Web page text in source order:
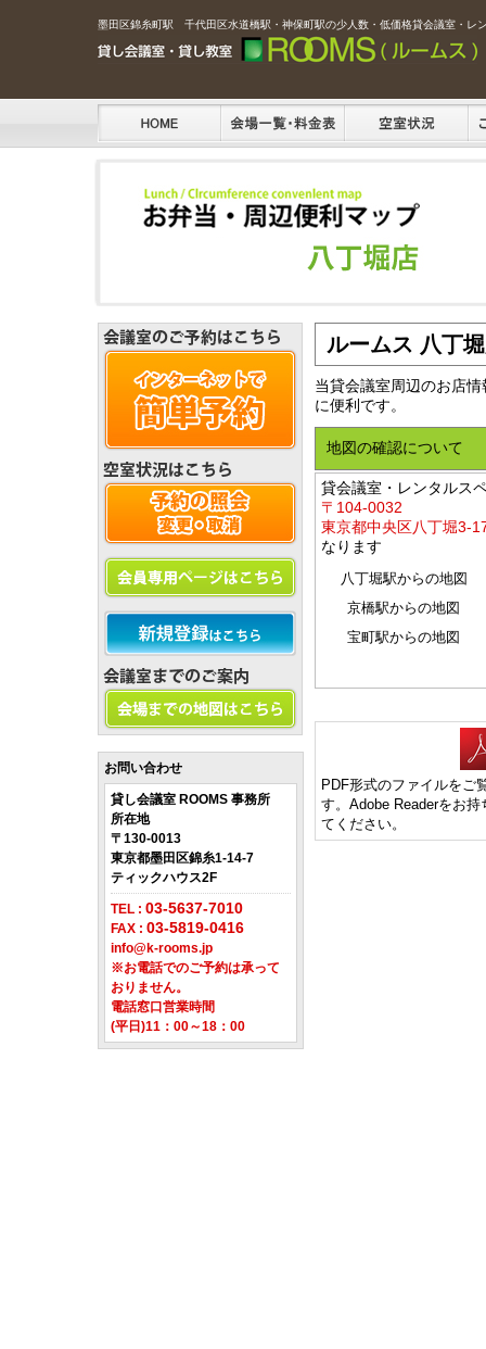
墨田区錦糸町駅 千代田区水道橋駅・神保町駅の少人数・低価格貸会議室・レ
お問い合わせ
貸し会議室 ROOMS 事務所
所在地
〒130-0013
東京都墨田区錦糸1-14-7
ティックハウス2F
TEL : 03-5637-7010
FAX : 03-5819-0416
info@k-rooms.jp
※お電話でのご予約は承って
おりません。
電話窓口営業時間
(平日)11：00～18：00
ルームス 八丁
当貸会議室周辺のお店
に便利です。
地図の確認について
貸会議室・レンタルス
〒104-0032
東京都中央区八丁堀3-
なります
八丁堀駅からの地図
京橋駅からの地図
宝町駅からの地図
PDF形式のファイルをご
す。Adobe Readerをお
てください。